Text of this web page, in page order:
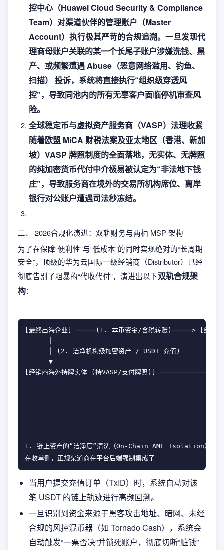
控中心（Huawei Cloud Security & Compliance
Team）对渠道伙伴的管理账户（Master
Account）执行极其严苛的合规追溯。一旦发现代
理商母账户关联的某一个长尾子账户涉嫌洗钱、黑
产、或频繁遭遇 Abuse（恶意网络滥用、钓鱼、
扫描） 投诉，系统将直接执行“组织级穿透风
控”，导致同池内的所有无辜客户面临停机审查风
险。
全球稳定币与虚拟资产服务商（VASP）法理收紧
随着欧盟 MiCA 财税法案及亚太地区（香港、新加
坡）VASP 牌照制度的全面落地，无实体、无牌照
的纯加密货币代付中介极易被认定为“非法地下钱
庄”，导致服务商在境外的交易所机构席位、离岸
银行对公账户遭遇司法秒冻结。
二、 2026合规化演进：双轨财务与两栖 MSP 架构
为了在保障“便利性”与“低成本”的同时实现绝对的“长周期
安全”，顶级的华为云国际一级经销商（Distributor）已经
彻底告别了粗暴的“代收代付”，演进出以下双轨合规架
构：
[最终出海企业] ─────(1. 本币资金/含税转账)─────> [经销商
│ (2. 洁净机构级加密资产 / USDT 充值)
▼
[经销商海外持牌实体 (持VASP/支付牌照)] ─────────────>
1. 链上资产的“洁净度”清洗（On-Chain AML Isolation）
在收单侧，正规渠道商在平台后端强制集成了
当用户提交充值订单（TxID）时，系统自动对该
笔 USDT 的链上轨迹进行高频回溯。
一旦识别到资金来源于黑客攻击地址、暗网、未经
合规的风控混币器（如 Tornado Cash），系统会
自动触发“一票否决”并锁死账户，彻底切断“脏钱”